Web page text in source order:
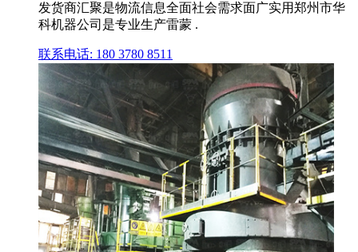
发货商汇聚是物流信息全面社会需求面广实用郑州市华
科机器公司是专业生产雷蒙 .
联系电话: 180 3780 8511